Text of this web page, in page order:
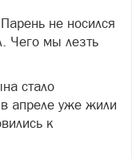
не носился
Чего мы лезть
стало
апреле уже жили
к